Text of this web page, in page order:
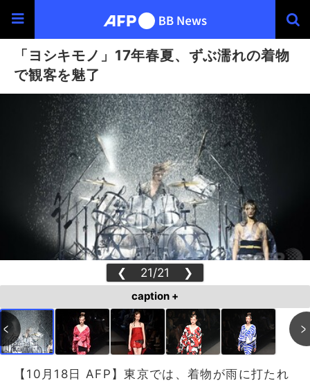
「ヨシキモノ」17年春夏、ずぶ濡れの着物
で観客を魅了
❮ 21/21 ❯
caption +
【10月18日 AFP】東京では、着物が雨に打たれ